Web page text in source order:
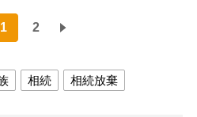
1 2
相続 相続放棄